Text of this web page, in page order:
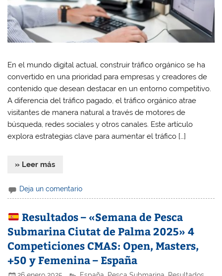
En el mundo digital actual, construir tráfico orgánico se ha
convertido en una prioridad para empresas y creadores de
contenido que desean destacar en un entorno competitivo.
A diferencia del tráfico pagado, el tráfico orgánico atrae
visitantes de manera natural a través de motores de
búsqueda, redes sociales y otros canales. Este artículo
explora estrategias clave para aumentar el tráfico […]
» Leer más
Deja un comentario
Resultados – «Semana de Pesca
Submarina Ciutat de Palma 2025» 4
Competiciones CMAS: Open, Masters,
+50 y Femenina – España